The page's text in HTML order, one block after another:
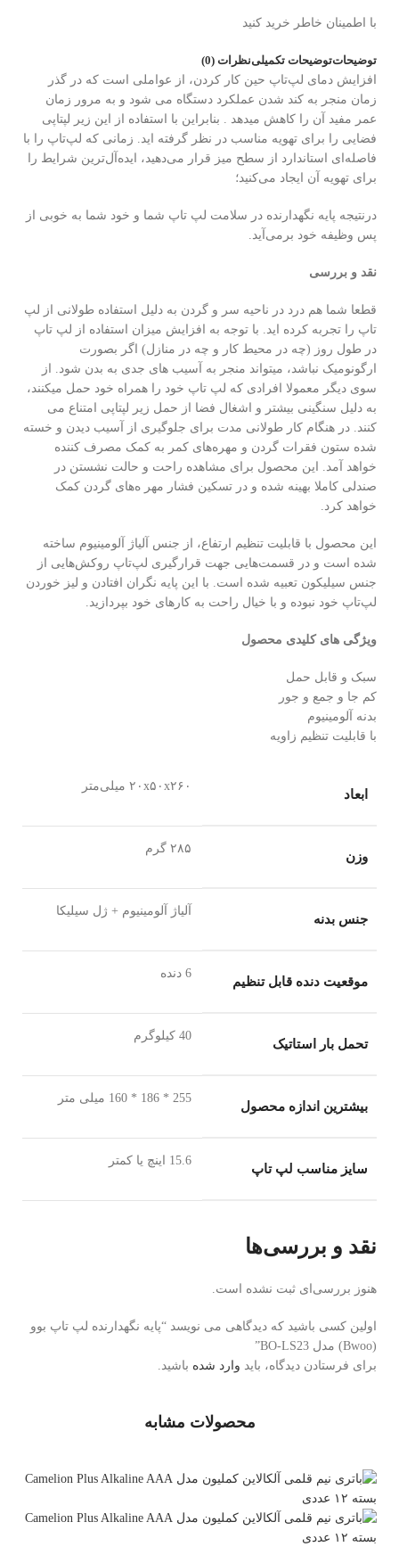
با اطمینان خاطر خرید کنید
توضیحاتتوضیحات تکمیلینظرات (0)
افزایش دمای لپ‌تاپ حین کار کردن، از عواملی است که در گذر
زمان منجر به کند شدن عملکرد دستگاه می شود و به مرور زمان
عمر مفید آن را کاهش میدهد . بنابراین با استفاده از این زیر لپتاپی
فضایی را برای تهویه مناسب در نظر گرفته اید. زمانی که لپ‌تاپ را با
فاصله‌ای استاندارد از سطح میز قرار می‌دهید، ایده‌آل‌تر‌ین شرایط را
برای تهویه آن ایجاد می‌کنید؛
درنتیجه پایه نگهدارنده در سلامت لپ تاپ شما و خود شما به‌ خوبی از
پس وظیفه خود برمی‌آید.
نقد و بررسی
قطعا شما هم درد در ناحیه سر و گردن به دلیل استفاده طولانی از لپ
تاپ را تجربه کرده اید. با توجه به افزایش میزان استفاده از لپ تاپ
در طول روز (چه در محیط کار و چه در منازل) اگر بصورت
ارگونومیک نباشد، میتواند منجر به آسیب های جدی به بدن شود. از
سوی دیگر معمولا افرادی که لپ تاپ خود را همراه خود حمل میکنند،
به دلیل سنگینی بیشتر و اشغال فضا از حمل زیر لپتاپی امتناع می
کنند. در هنگام کار طولانی مدت برای جلوگیری از آسیب دیدن و خسته
شده ستون فقرات گردن و مهره‌های کمر به کمک مصرف کننده
خواهد آمد. این محصول برای مشاهده راحت و حالت نشستن در
صندلی کاملا بهینه شده و در تسکین فشار مهر ه‌های گردن کمک
خواهد کرد.
این محصول با قابلیت تنظیم ارتفاع، از جنس آلیاژ آلومینیوم ساخته
شده است و در قسمت‌هایی جهت قرارگیری لپ‌تاپ روکش‌هایی از
جنس سیلیکون تعبیه شده است. با این پایه نگران افتادن و لیز خوردن
لپ‌تاپ خود نبوده و با خیال راحت به کارهای خود بپردازید.
ویژگی های کلیدی محصول
سبک و قابل حمل
کم جا و جمع و جور
بدنه آلومینیوم
با قابلیت تنظیم زاویه
ابعاد
۲۰x۵۰x۲۶۰ میلی‌متر
وزن
۲۸۵ گرم
جنس بدنه
آلیاژ آلومینیوم + ژل سیلیکا
موقعیت دنده قابل تنظیم
6 دنده
تحمل بار استاتیک
40 کیلوگرم
بیشترین اندازه محصول
255 * 186 * 160 میلی متر
سایز مناسب لپ تاپ
15.6 اینچ یا کمتر
نقد و بررسی‌ها
هنوز بررسی‌ای ثبت نشده است.
اولین کسی باشید که دیدگاهی می نویسد “پایه نگهدارنده لپ تاپ بوو
(Bwoo) مدل BO-LS23”
برای فرستادن دیدگاه، باید وارد شده باشید.
محصولات مشابه